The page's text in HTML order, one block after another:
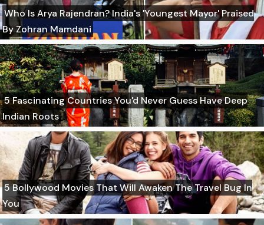
Who Is Arya Rajendran? India's 'Youngest Mayor' Praised
By Zohran Mamdani
5 Fascinating Countries You'd Never Guess Have Deep
Indian Roots
5 Bollywood Movies That Will Awaken The Travel Bug In
You